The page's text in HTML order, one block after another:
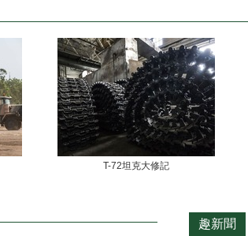
T-72坦克大修記
趣新聞